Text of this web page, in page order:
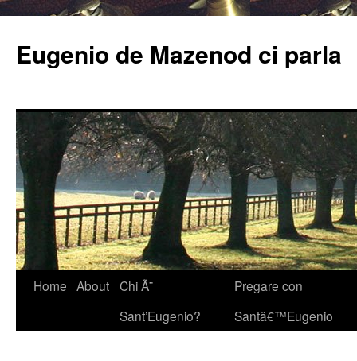
Eugenio de Mazenod ci parla
Home About Chi Ã¨
Sant’Eugenio?
Pregare con
Santâ€™Eugenio